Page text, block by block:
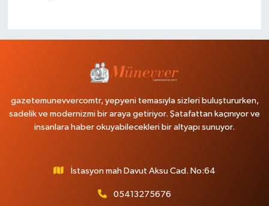
gazetemunevvercomtr, yepyeni temasıyla sizleri buluştururken,
sadelik ve modernizmi bir araya getiriyor. Şatafattan kaçınıyor ve
insanlara haber okuyabilecekleri bir altyapı sunuyor.
İstasyon mah Davut Aksu Cad. No:64
05413275676